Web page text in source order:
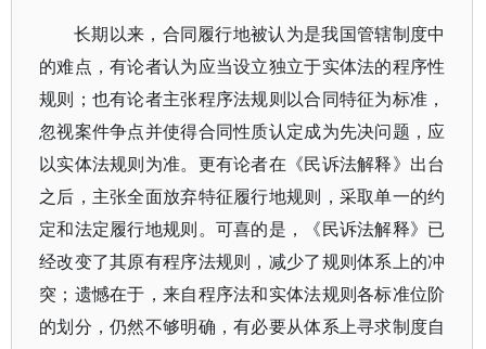
长期以来，合同履行地被认为是我国管辖制度中
的难点，有论者认为应当设立独立于实体法的程序性
规则；也有论者主张程序法规则以合同特征为标准，
忽视案件争点并使得合同性质认定成为先决问题，应
以实体法规则为准。更有论者在《民诉法解释》出台
之后，主张全面放弃特征履行地规则，采取单一的约
定和法定履行地规则。可喜的是，《民诉法解释》已
经改变了其原有程序法规则，减少了规则体系上的冲
突；遗憾在于，来自程序法和实体法规则各标准位阶
的划分，仍然不够明确，有必要从体系上寻求制度自